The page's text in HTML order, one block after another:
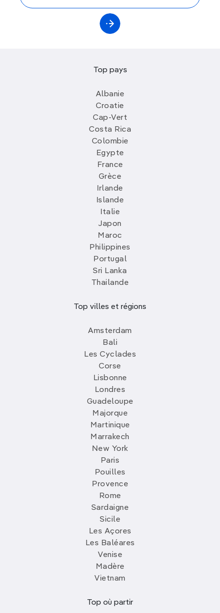
Top pays
Albanie
Croatie
Cap-Vert
Costa Rica
Colombie
Egypte
France
Grèce
Irlande
Islande
Italie
Japon
Maroc
Philippines
Portugal
Sri Lanka
Thailande
Top villes et régions
Amsterdam
Bali
Les Cyclades
Corse
Lisbonne
Londres
Guadeloupe
Majorque
Martinique
Marrakech
New York
Paris
Pouilles
Provence
Rome
Sardaigne
Sicile
Les Açores
Les Baléares
Venise
Madère
Vietnam
Top où partir